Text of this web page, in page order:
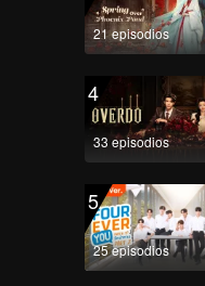
21 episodios
4
33 episodios
5
25 episodios